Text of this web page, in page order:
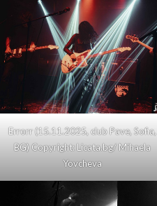
Errorr (15.11.2025, club Pave, Sofia,
BG) Copyright: Licata.bg/ Mihaela
Yovcheva